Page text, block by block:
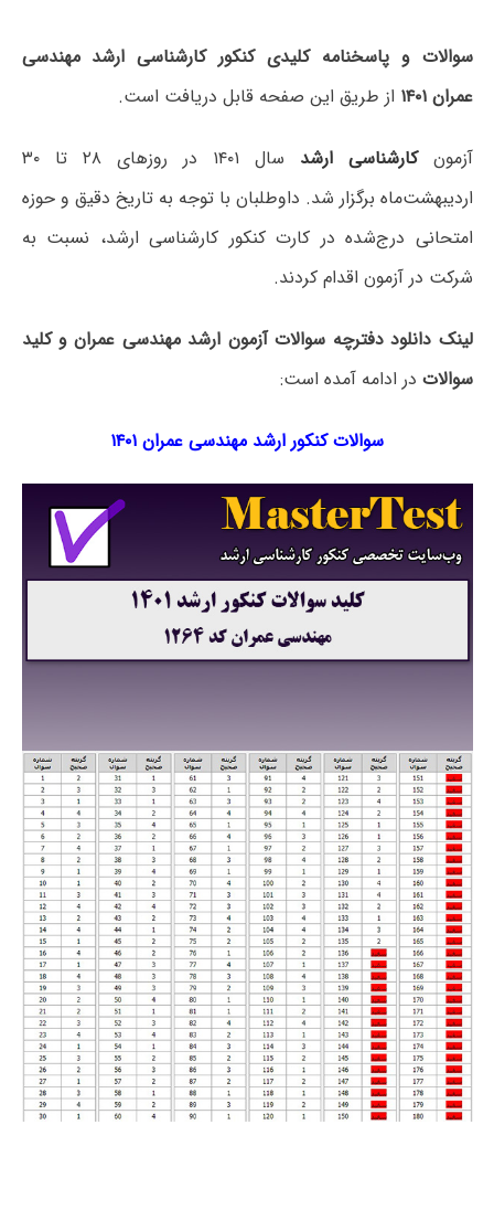
سوالات و پاسخنامه کلیدی کنکور کارشناسی ارشد مهندسی
عمران ۱۴۰۱
از طریق این صفحه قابل دریافت است.
آزمونکارشناسی ارشد
سال ۱۴۰۱ در روزهای ۲۸ تا ۳۰
اردیبهشت‌ماه برگزار شد. داوطلبان با توجه به تاریخ دقیق و حوزه
امتحانی درج‌شده در کارت کنکور کارشناسی ارشد، نسبت به
شرکت در آزمون اقدام کردند.
لینک دانلود دفترچه سوالات آزمون ارشد مهندسی عمران و کلید
سوالات در ادامه آمده است:
سوالات کنکور ارشد مهندسی عمران ۱۴۰۱